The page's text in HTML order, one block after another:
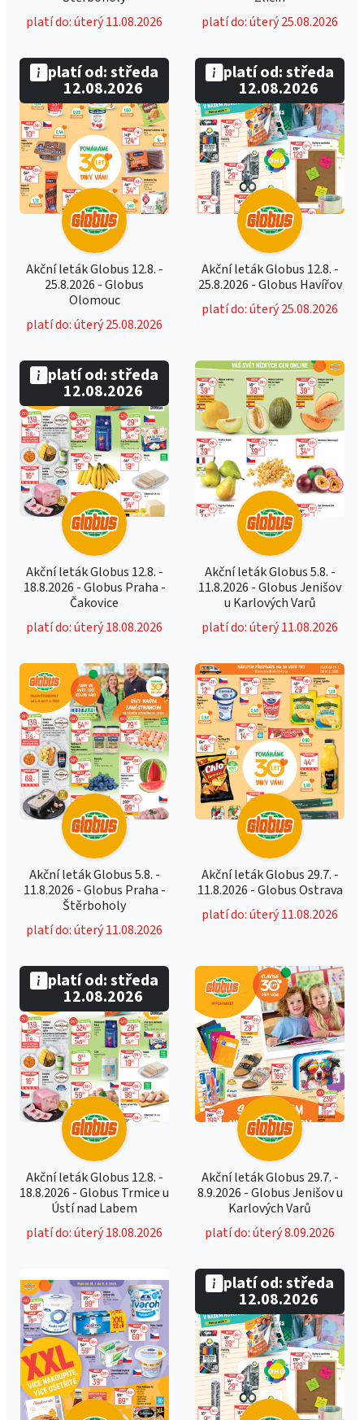
platí do: úterý 11.08.2026
platí do: úterý 25.08.2026
Akční leták Globus 12.8. -
25.8.2026 - Globus
Olomouc
platí do: úterý 25.08.2026
platí od: středa
12.08.2026
Akční leták Globus 12.8. -
25.8.2026 - Globus Havířov
platí do: úterý 25.08.2026
platí od: středa
12.08.2026
Akční leták Globus 12.8. -
18.8.2026 - Globus Praha -
Čakovice
platí do: úterý 18.08.2026
platí od: středa
12.08.2026
Akční leták Globus 5.8. -
11.8.2026 - Globus Jenišov
u Karlových Varů
platí do: úterý 11.08.2026
Akční leták Globus 5.8. -
11.8.2026 - Globus Praha -
Štěrboholy
platí do: úterý 11.08.2026
Akční leták Globus 29.7. -
11.8.2026 - Globus Ostrava
platí do: úterý 11.08.2026
Akční leták Globus 12.8. -
18.8.2026 - Globus Trmice u
Ústí nad Labem
platí do: úterý 18.08.2026
platí od: středa
12.08.2026
Akční leták Globus 29.7. -
8.9.2026 - Globus Jenišov u
Karlových Varů
platí do: úterý 8.09.2026
platí od: středa
12.08.2026